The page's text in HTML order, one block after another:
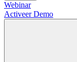
Webinar
Activeer Demo